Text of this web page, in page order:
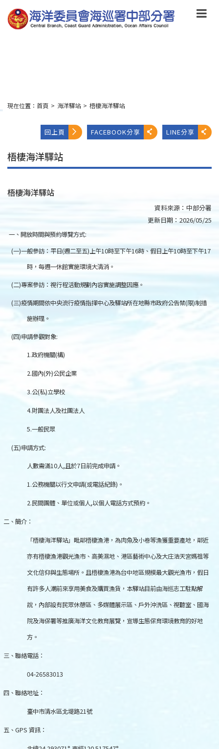
到
主
要
:::
現在位置： 首頁 > 海洋驛站 > 梧棲海洋驛站
回上頁 FACEBOOK分享 LINE分享
梧棲海洋驛站
梧棲海洋驛站
資料來源： 中部分署
更新日期： 2026/05/25
一、開放時間與預約導覽方式:
(一)一般參訪：平日(週二至五)上午10時至下午16時、假日上午10時至下午17
時，每週一休館實施環境大清消。
(二)專案參訪：視行程活動規劃內容實施調整因應。
(三)疫情期間依中央流行疫情指揮中心及驛站所在地縣市政府公告禁(限)制措
施辦理。
(四)申請參觀對象:
1.政府機關(構)
2.國內(外)公民企業
3.公(私)立學校
4.財團法人及社團法人
5.一般民眾
(五)申請方式:
人數需滿10人,且於7日前完成申請。
1.公務機關以行文申請(或電話紀錄) 。
2.民間團體、單位或個人,以個人電話方式預約。
二、簡介：
「梧棲海洋驛站」毗鄰梧棲漁港，為肉魚及小卷等漁獲重要產地，鄰近
亦有梧棲漁港觀光漁市、高美濕地、港區藝術中心及大庄浩天宮媽祖等
文化信仰與生態場所。且梧棲漁港為台中地區規模最大觀光漁市，假日
有許多人潮前來享用美食及購買漁貨，本驛站目前由海巡志工駐點解
說，內部設有民眾休憩區、多媒體展示區、戶外沖洗區、視聽室、國海
院及海保署等推廣海洋文化教育展覽，宣導生態保育環境教育的好地
方。
三、聯絡電話：
04-26583013
四、聯絡地址：
臺中市清水區北堤路21號
五、 GPS 資訊：